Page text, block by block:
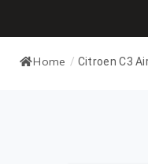
Home / Citroen C3